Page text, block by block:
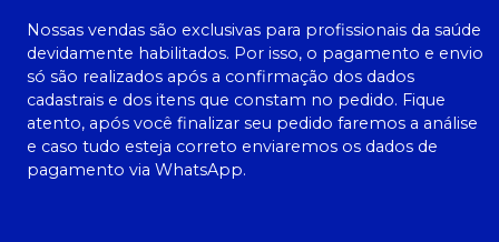
Nossas vendas são exclusivas para profissionais da saúde
devidamente habilitados. Por isso, o pagamento e envio
só são realizados após a confirmação dos dados
cadastrais e dos itens que constam no pedido. Fique
atento, após você finalizar seu pedido faremos a análise
e caso tudo esteja correto enviaremos os dados de
pagamento via WhatsApp.